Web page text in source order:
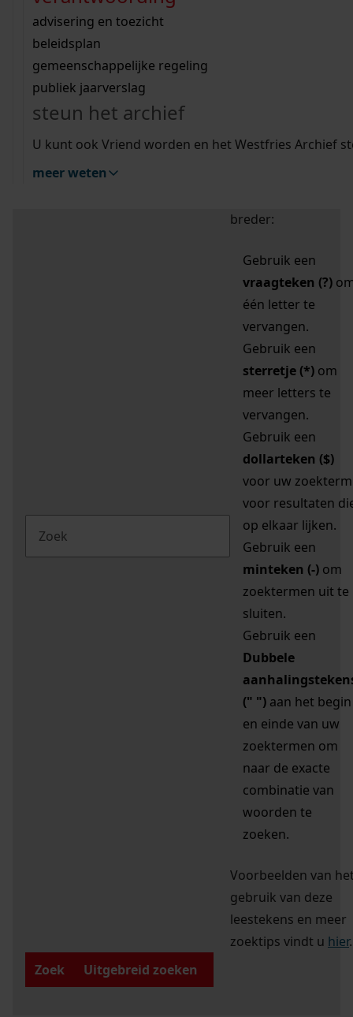
bouwvergunningen
omgevingsvergunningen
vergunningen
beeld en geluid
uitleg nodig?
Wij helpen u op weg met een aantal zoektips.
bekijk alle zoektips
Wij helpen u op weg met een aantal zoektips.
bekijk alle zoektips
bekijk ons geschiedenislokaal
advisering en toezicht
beleidsplan
gemeenschappelijke regeling
publiek jaarverslag
steun het archief
U kunt ook Vriend worden en het Westfries Archief
meer weten
zoektips
Mijn Studiezaal (inloggen)
uw zoekopdracht te
breder:
Gebruik een
vraagteken (?)
één letter te
vervangen.
Gebruik een
sterretje (*) om
meer letters te
vervangen.
Gebruik een
dollarteken ($)
voor uw zoekterm
voor resultaten
op elkaar lijken.
Gebruik een
minteken (-) om
zoektermen uit te
sluiten.
Gebruik een
Dubbele
(" ") aan het begin
en einde van uw
zoektermen om
naar de exacte
combinatie van
woorden te
zoeken.
Voorbeelden van
gebruik van deze
leestekens en meer
zoektips vindt u hier.
Zoek
Uitgebreid zoeken